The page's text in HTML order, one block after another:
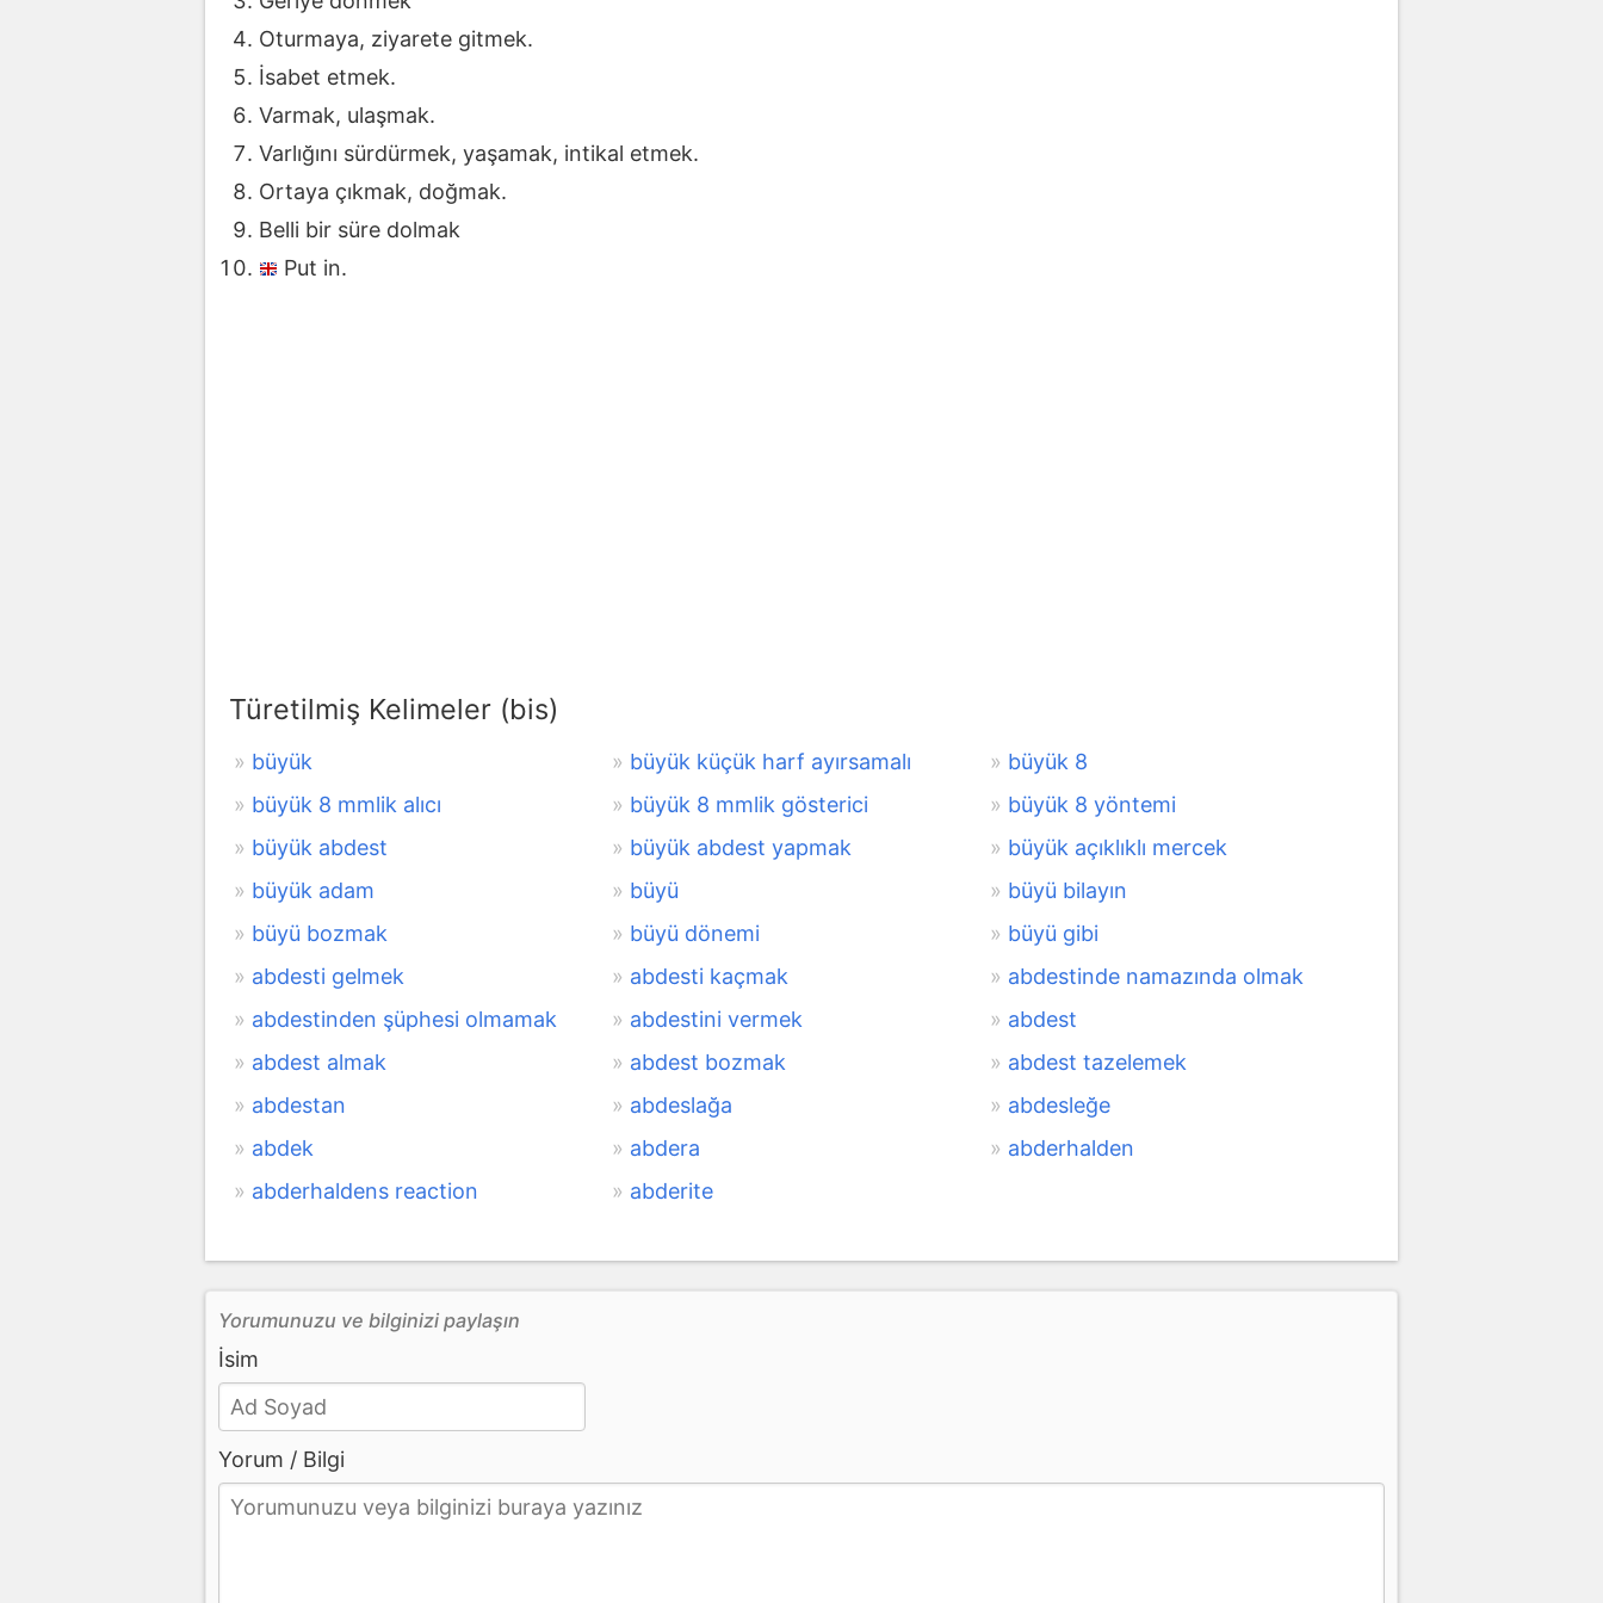
Oturmaya, ziyarete gitmek.
İsabet etmek.
Varmak, ulaşmak.
Varlığını sürdürmek, yaşamak, intikal etmek.
Ortaya çıkmak, doğmak.
Belli bir süre dolmak
Put in.
Türetilmiş Kelimeler (bis)
büyük büyük küçük harf ayırsamalı
büyük 8
büyük 8 mmlik alıcı
büyük 8 mmlik gösterici
büyük 8 yöntemi
büyük abdest
büyük abdest yapmak
büyük açıklıklı mercek
büyük adam
büyü
büyü bilayın
büyü bozmak
büyü dönemi
büyü gibi
abdesti gelmek
abdesti kaçmak
abdestinde namazında olmak
abdestinden şüphesi olmamak
abdestini vermek
abdest
abdest almak
abdest bozmak
abdest tazelemek
abdestan
abdeslağa
abdesleğe
abdek
abdera
abderhalden
abderhaldens reaction
abderite
Yorumunuzu ve bilginizi paylaşın
İsim
Yorum / Bilgi